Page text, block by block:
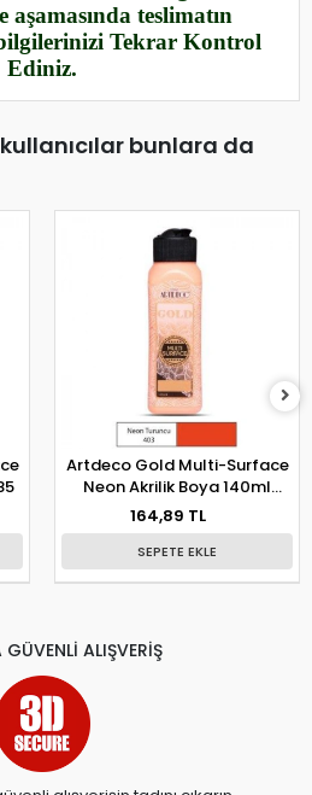
aşamasında teslimatın
bilgilerinizi Tekrar Kontrol
Ediniz.
bunlara da
Artdeco Gold Multi-Surface
Neon Akrilik Boya 140ml
Neon Turuncu 403
164,89 TL
SEPETE EKLE
GÜVENLİ ALIŞVERİŞ